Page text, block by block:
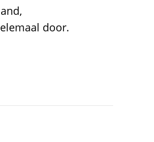
door.